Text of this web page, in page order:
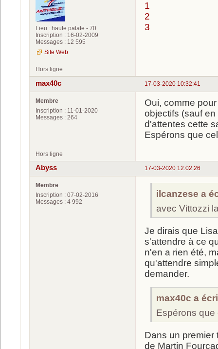
Lieu : haute patate - 70
Inscription : 16-02-2009
Messages : 12 595
Site Web
1
2
3
Hors ligne
17-03-2020 10:32:41
max40c
Membre
Inscription : 11-01-2020
Messages : 264
Oui, comme
objectifs (sauf
d'attentes cette
Espérons que
Hors ligne
17-03-2020 12:02:26
Abyss
Membre
Inscription : 07-02-2016
Messages : 4 992
ilcanzese a
avec Vittozzi
Je dirais que
s'attendre à ce
n'en a rien été,
qu'attendre
demander.
max40c a
Espérons que
Dans un premier
de Martin